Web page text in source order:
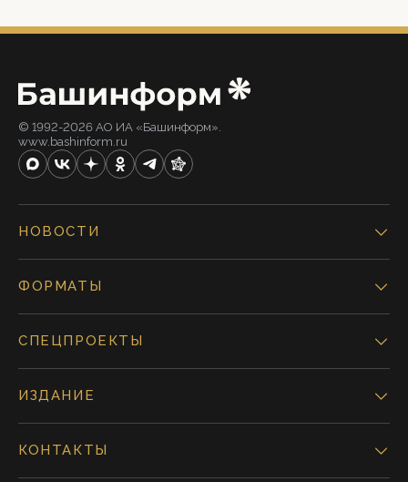
© 1992-2026 АО ИА «Башинформ».
www.bashinform.ru
НОВОСТИ
ФОРМАТЫ
СПЕЦПРОЕКТЫ
ИЗДАНИЕ
КОНТАКТЫ